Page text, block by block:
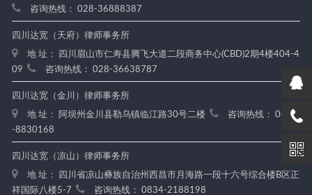
咨询热线： 028-36888387
四川达宽（天府）律师事务所
地 址： 四川眉山市仁寿县腾飞大道二段商务中心(CBD)2期4楼404-4
09
咨询热线： 028-36638787
四川达宽（金川）律师事务所
地 址： 阿坝州金川县勒乌镇临江路30号二楼
咨询热线： 0837
-8830168
四川达宽（凉山）律师事务所
地 址： 四川省凉山彝族自治州西昌市月海路一段十六号综合楼B区正
祥国际八楼5-7
咨询热线： 0834-2188198